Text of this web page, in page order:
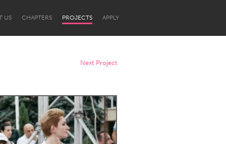
US CHAPTERS PROJECTS APPLY
Next Project